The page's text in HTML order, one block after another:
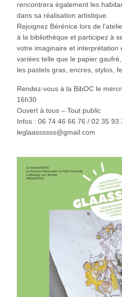
rencontrera également les
dans sa réalisation artistique.
Rejoignez Bérénice lors de
à la bibliothèque et participez à
votre imaginaire et interprétation
variées telle que le papier gaufré,
les pastels gras, encres, stylos,
Rendez-vous à la BibOC le
16h30
Ouvert à tous – Tout public
Infos : 06 74 46 66 76 / 02 35 93
leglaassssss@gmail.com